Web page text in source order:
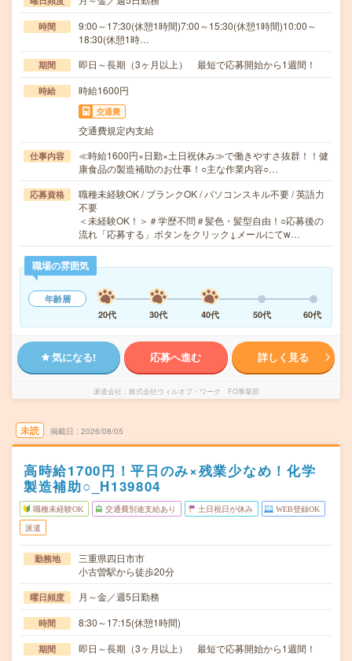
時間
9:00～17:30(休憩1時間)7:00～15:30(休憩1時間)10:00～
18:30(休憩1時…
期間 即日～長期（3ヶ月以上） 最短で応募開始から1週間！
時給 時給1600円
交通費
交通費規定内支給
仕事内容
≪時給1600円×日勤×土日祝休み≫で働きやすさ抜群！！健
康食品の製造補助のお仕事！○主な作業内容○…
応募資格
職種未経験OK / ブランクOK / パソコンスキル不要 / 英語力
不要
＜未経験OK！＞＃学歴不問＃髪色・髪型自由！○応募後の
流れ「応募する」ボタンをクリック↓メールにてw…
職場の雰囲気
年齢層
20代
30代 40代 50代 60代
気になる! 応募へ進む 詳しく見る
派遣会社 株式会社ウィルオブ・ワーク FO事業部
未読 掲載日 2026/08/05
高時給1700円！平日のみ×残業少なめ！化学
製造補助○_H139804
職種未経験OK 交通費別途支給あり 土日祝日が休み WEB登録OK
派遣
勤務地
三重県四日市市
小古曽駅から徒歩20分
曜日頻度 月～金／週5日勤務
時間 8:30～17:15(休憩1時間)
期間 即日～長期（3ヶ月以上） 最短で応募開始から1週間！